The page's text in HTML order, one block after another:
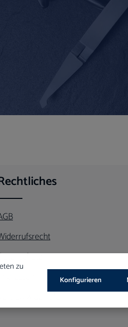
Vertrag widerrufen
zu
Konfigurieren